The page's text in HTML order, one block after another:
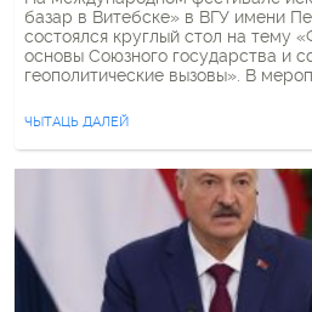
базар в Витебске» в ВГУ имени
состоялся круглый стол на тему
основы Союзного государства и
геополитические вызовы». В
благословил начало работы
обсудили общую историческую
наследие, а также их значение в
Ключевым спикером […]
ЧЫТАЦЬ ДАЛЕЙ